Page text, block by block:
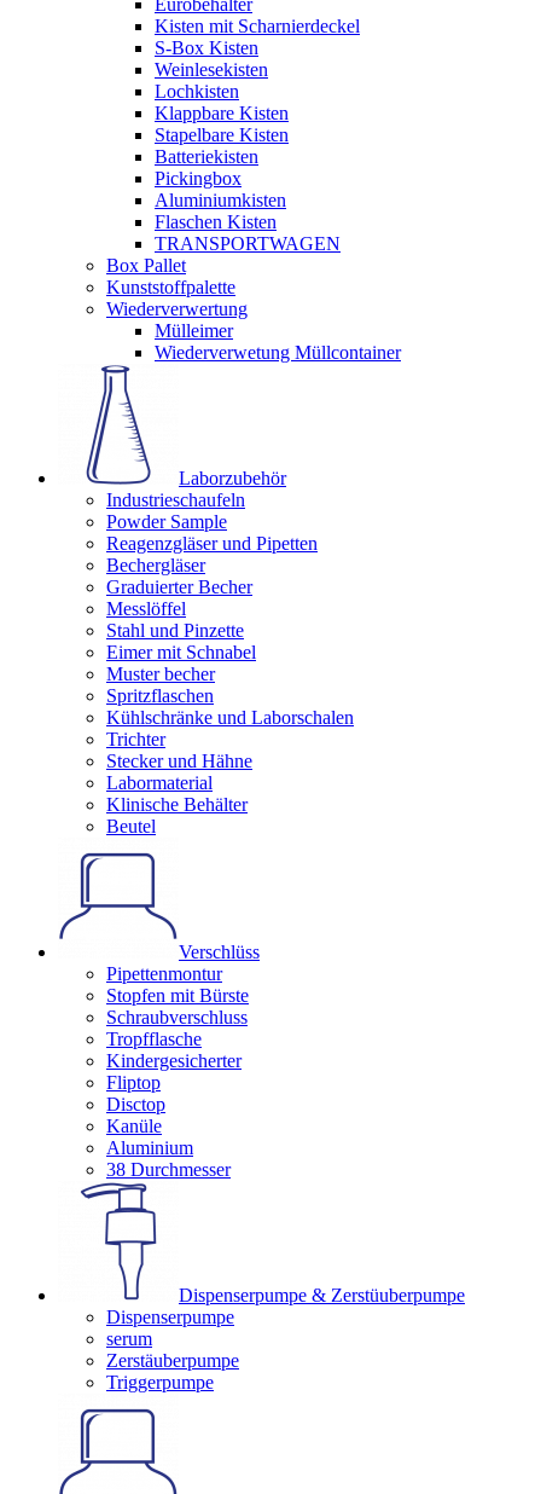
Eurobehälter
Kisten mit Scharnierdeckel
S-Box Kisten
Weinlesekisten
Lochkisten
Klappbare Kisten
Stapelbare Kisten
Batteriekisten
Pickingbox
Aluminiumkisten
Flaschen Kisten
TRANSPORTWAGEN
Box Pallet
Kunststoffpalette
Wiederverwertung
Mülleimer
Wiederverwetung Müllcontainer
Laborzubehör
Industrieschaufeln
Powder Sample
Reagenzgläser und Pipetten
Bechergläser
Graduierter Becher
Messlöffel
Stahl und Pinzette
Eimer mit Schnabel
Muster becher
Spritzflaschen
Kühlschränke und Laborschalen
Trichter
Stecker und Hähne
Labormaterial
Klinische Behälter
Beutel
Verschlüss
Pipettenmontur
Stopfen mit Bürste
Schraubverschluss
Tropfflasche
Kindergesicherter
Fliptop
Disctop
Kanüle
Aluminium
38 Durchmesser
Dispenserpumpe & Zerstüuberpumpe
Dispenserpumpe
serum
Zerstäuberpumpe
Triggerpumpe